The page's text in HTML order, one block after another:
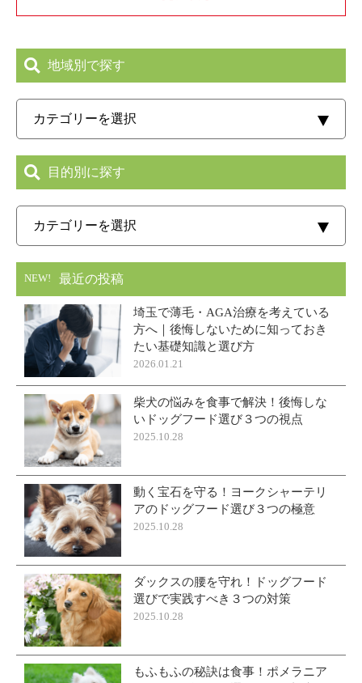
地域別で探す
目的別に探す
NEW! 最近の投稿
埼玉で薄毛・AGA治療を考えている
方へ｜後悔しないために知っておき
たい基礎知識と選び方
2026.01.21
柴犬の悩みを食事で解決！後悔しな
いドッグフード選び３つの視点
2025.10.28
動く宝石を守る！ヨークシャーテリ
アのドッグフード選び３つの極意
2025.10.28
ダックスの腰を守れ！ドッグフード
選びで実践すべき３つの対策
2025.10.28
もふもふの秘訣は食事！ポメラニア